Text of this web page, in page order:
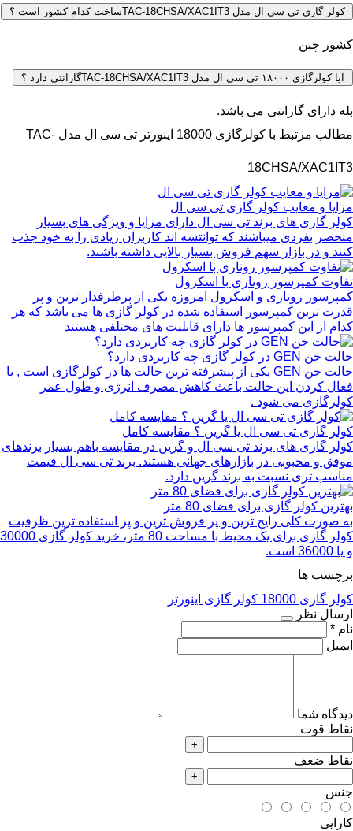
کولر گازی تی سی ال مدل TAC-18CHSA/XAC1IT3ساخت کدام کشور است ؟
کشور چین
آیا کولرگازی ۱۸۰۰۰ تی سی ال مدل TAC-18CHSA/XAC1IT3گارانتی دارد ؟
بله دارای گارانتی می باشد.
مطالب مرتبط با کولرگازی 18000 اینورتر تی سی ال مدل TAC-
18CHSA/XAC1IT3
مزایا و معایب کولر گازی تی سی ال
کولر گازی های برند تی سی ال دارای مزایا و ویژگی های بسیار
منحصر بفردی میباشند که توانتسه اند کاربران زیادی را به خود جذب
کنند و در بازار سهم فروش بسیار بالایی داشته باشند.
تفاوت کمپرسور روتاری با اسکرول
کمپرسور روتاری و اسکرول امروزه یکی از پرطرفدار ترین و پر
قدرت ترین کمپرسور استفاده شده در کولر گازی ها می باشد که هر
کدام از این کمپرسور ها دارای قابلیت های مختلفی هستند
حالت جن GEN در کولر گازی چه کاربردی دارد؟
حالت جن GEN یکی از پیشرفته ترین حالت ها در کولرگازی است , با
فعال کردن این حالت باعث کاهش مصرف انرژی و طول عمر
کولرگازی می شود .
کولر گازی تی سی ال یا گرین ؟ مقایسه کامل
کولر گازی های برند تی سی ال و گرین در مقایسه باهم بسیار برندهای
موفق و محبوبی در بازارهای جهانی هستند. برند تی سی ال قیمت
مناسب تری نسبت به برند گرین دارد.
بهترین کولر گازی برای فضای 80 متر
به صورت کلی رایج ترین و پر فروش ترین و پر استفاده ترین ظرفیت
کولر گازی برای یک محیط با مساحت 80 متر، خرید کولر گازی 30000
و یا 36000 است.
برچسب ها
کولر گازی 18000
کولر گازی اینورتر
ارسال نظر
نام *
ایمیل
دیدگاه شما
نقاط قوت
+
نقاط ضعف
+
جنس
کارایی